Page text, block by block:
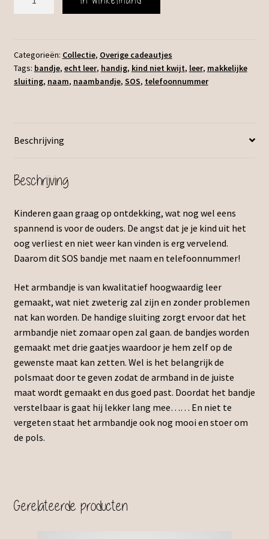
Categorieën: Collectie, Overige cadeautjes
Tags: bandje, echt leer, handig, kind niet kwijt, leer, makkelijke
sluiting, naam, naambandje, SOS, telefoonnummer
Beschrijving
Beschrijving
Kinderen gaan graag op ontdekking, wat nog wel eens
spannend is voor de ouders. De angst dat je je kind uit het
oog verliest en niet weer kan vinden is erg vervelend.
Daarom dit SOS bandje met naam en telefoonnummer!
Het armbandje is van kwalitatief hoogwaardig leer
gemaakt, wat niet zweterig zal zijn en zonder problemen
nat kan worden. De handige sluiting zorgt ervoor dat het
armbandje niet zomaar open zal gaan. de bandjes worden
gemaakt met drie gaatjes waardoor je hem zelf op de
gewenste maat kan zetten. Wel is het belangrijk de
polsmaat door te geven zodat de armband in de juiste
maat wordt gemaakt en dus goed past. Doordat het bandje
verstelbaar is gaat hij lekker lang mee…… En niet te
vergeten staat het armbandje ook nog mooi en stoer om
de pols.
Gerelateerde producten